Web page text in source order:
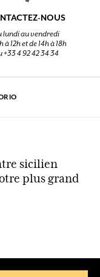
NOUS
lundi au vendredi
à 12h et de 14h à 18h
+33 4 92 42 34 34
sicilien
plus grand